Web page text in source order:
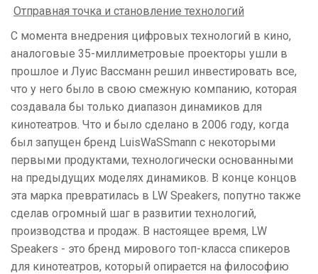
Отправная точка и становление технологий
С момента внедрения цифровых технологий в кино,
аналоговые 35-миллиметровые проекторы ушли в
прошлое и Луис Вассманн решил инвестировать все,
что у него было в свою смежную компанию, которая
создавала бы только диапазон динамиков для
кинотеатров. Что и было сделано в 2006 году, когда
был запущен бренд LuisWaSSmann с некоторыми
первыми продуктами, технологически основанными
на предыдущих моделях динамиков. В конце концов
эта марка превратилась в LW Speakers, попутно также
сделав огромный шаг в развитии технологий,
производства и продаж. В настоящее время, LW
Speakers - это бренд мирового топ-класса спикеров
для кинотеатров, который опирается на философию